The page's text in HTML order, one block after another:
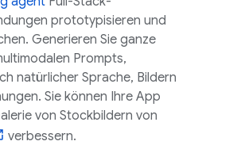
prototypisieren und
Generieren Sie ganze
Prompts,
natürlicher Sprache, Bildern
Sie können Ihre App
von Stockbildern von
verbessern.